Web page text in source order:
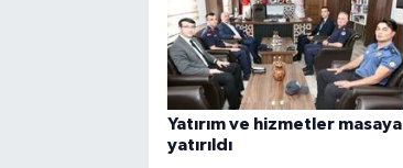
Yatırım ve hizmetler masaya
yatırıldı